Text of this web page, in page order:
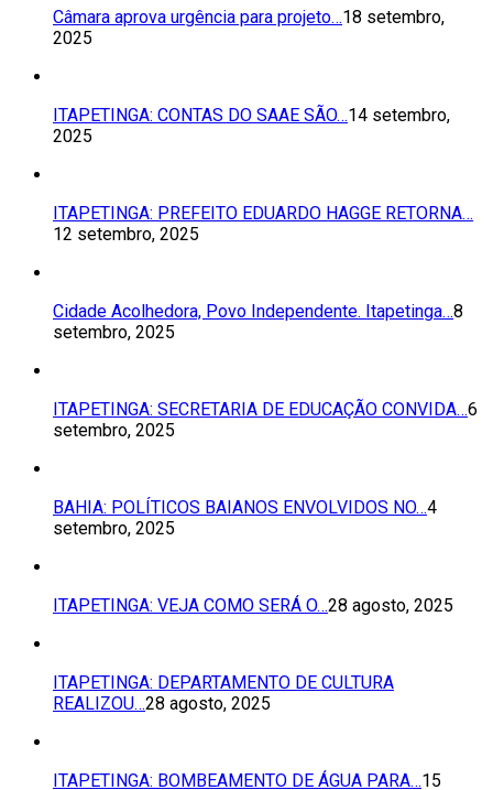
Câmara aprova urgência para projeto…18 setembro,
2025
ITAPETINGA: CONTAS DO SAAE SÃO…14 setembro,
2025
ITAPETINGA: PREFEITO EDUARDO HAGGE RETORNA…
12 setembro, 2025
Cidade Acolhedora, Povo Independente. Itapetinga…8
setembro, 2025
ITAPETINGA: SECRETARIA DE EDUCAÇÃO CONVIDA…6
setembro, 2025
BAHIA: POLÍTICOS BAIANOS ENVOLVIDOS NO…4
setembro, 2025
ITAPETINGA: VEJA COMO SERÁ O…28 agosto, 2025
ITAPETINGA: DEPARTAMENTO DE CULTURA
REALIZOU…28 agosto, 2025
ITAPETINGA: BOMBEAMENTO DE ÁGUA PARA…15